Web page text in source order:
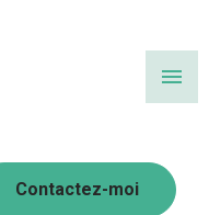
menu
Contactez-moi